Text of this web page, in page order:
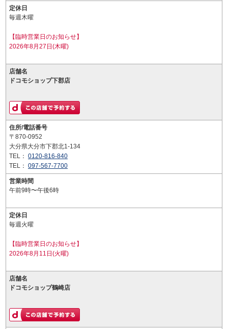
定休日
毎週木曜
【臨時営業日のお知らせ】
2026年8月27日(木曜)
店舗名
ドコモショップ下郡店
住所/電話番号
〒870-0952
大分県大分市下郡北1-134
TEL： 0120-816-840
TEL： 097-567-7700
営業時間
午前9時〜午後6時
定休日
毎週火曜
【臨時営業日のお知らせ】
2026年8月11日(火曜)
店舗名
ドコモショップ鶴崎店